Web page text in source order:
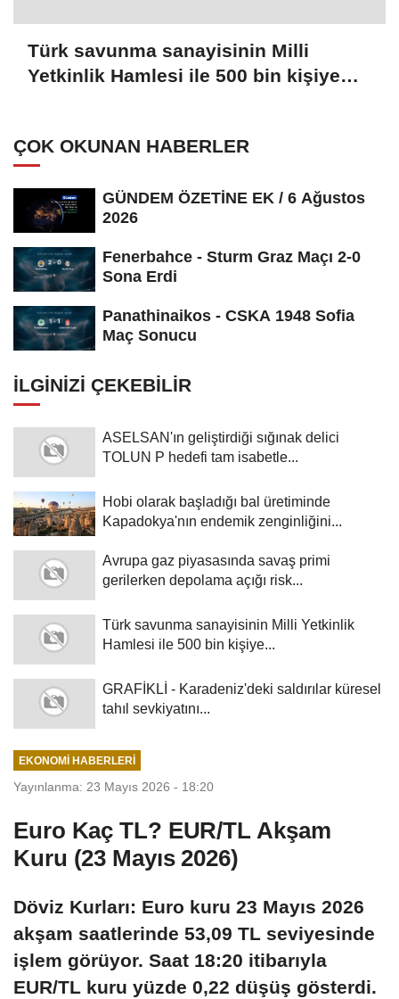
Türk savunma sanayisinin Milli
Yetkinlik Hamlesi ile 500 bin kişiye
ÇOK OKUNAN HABERLER
GÜNDEM ÖZETİNE EK / 6 Ağustos
2026
Fenerbahce - Sturm Graz Maçı 2-0
Sona Erdi
Panathinaikos - CSKA 1948 Sofia
Maç Sonucu
İLGINIZI ÇEKEBILIR
ASELSAN'ın geliştirdiği sığınak delici
TOLUN P hedefi tam isabetle...
Hobi olarak başladığı bal üretiminde
Kapadokya'nın endemik zenginliğini...
Avrupa gaz piyasasında savaş primi
gerilerken depolama açığı risk...
Türk savunma sanayisinin Milli Yetkinlik
Hamlesi ile 500 bin kişiye...
GRAFİKLİ - Karadeniz'deki saldırılar küresel
tahıl sevkiyatını...
EKONOMI HABERLERI
Yayınlanma: 23 Mayıs 2026 - 18:20
Euro Kaç TL? EUR/TL Akşam
Kuru (23 Mayıs 2026)
Döviz Kurları: Euro kuru 23 Mayıs 2026
akşam saatlerinde 53,09 TL seviyesinde
işlem görüyor. Saat 18:20 itibarıyla
EUR/TL kuru yüzde 0,22 düşüş gösterdi.